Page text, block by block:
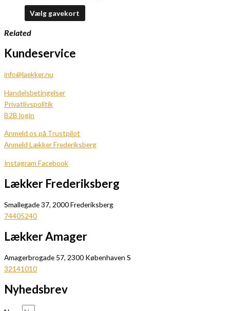
Vælg gavekort
Related
Kundeservice
info@laekker.nu
Handelsbetingelser
Privatlivspolitik
B2B login
Anmeld os på Trustpilot
Anmeld Lækker Frederiksberg
Instagram Facebook
Lækker Frederiksberg
Smallegade 37, 2000 Frederiksberg
74405240
Lækker Amager
Amagerbrogade 57, 2300 Københaven S
32141010
Nyhedsbrev